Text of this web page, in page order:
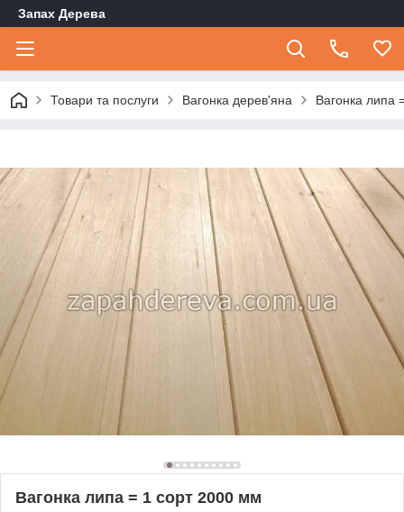
Запах Дерева
Товари та послуги Вагонка дерев'яна Вагонка липа
Вагонка липа = 1 сорт 2000 мм